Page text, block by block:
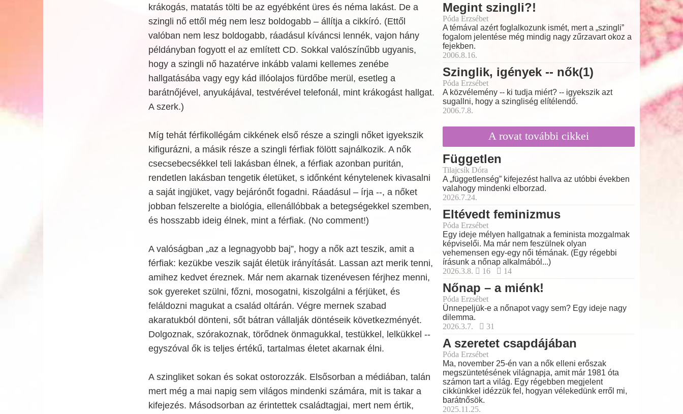
krákogás, matatás tölti be az egyébként üres és néma lakást. De a
szingli nő ettől még nem lesz boldogabb – állítja a cikkíró. (Ettől
valóban nem lesz boldogabb, ráadásul kíváncsi lennék, vajon hány
példányban fogyott el az említett CD. Sokkal valószínűbb ugyanis,
hogy a szingli nő hazatérve inkább valami kellemes zenébe
hallgatásába vagy egy kád illóolajos fürdőbe merül, esetleg a
barátnőjével, anyukájával, testvérével telefonál, mint krákogást hallgat.
A szerk.)
Míg tehát férfikollégám cikkének első része a szingli nőket igyekszik
kifigurázni, a másik része a szingli férfiak fölött sajnálkozik. A nők
csecsebecsékkel teli lakásban élnek, a férfiak azonban puritán,
rendetlen lakásban tengetik életüket, s időnként kénytelenek kivasalni
a saját ingjüket, vagy bejárónőt fogadni. Ráadásul – írja --, a nőket
jobban felszerelte a biológia, ellenállóbbak a betegségekkel szemben,
és hosszabb ideig élnek, mint a férfiak. (No comment!)
A valóságban „az a legnagyobb baj”, hogy a nők azt teszik, amit a
férfiak: kezükbe veszik saját életük irányítását. Lassan azt merik tenni,
amihez kedvet éreznek. Már nem akarnak tizenévesen férjhez menni,
sok gyereket szülni, főzni, mosogatni, kiszolgálni a férjüket, és
feláldozni magukat a család oltárán. Végre mernek szabad
akaratukból dönteni, sőt bátran vállalják döntéseik következményét.
Dolgoznak, szórakoznak, törődnek önmagukkal, testükkel, lelkükkel --
egyszóval ők is teljes értékű, tartalmas életet akarnak élni.
A szingliket sokan és sokat ostorozzák. Elsősorban a médiában, talán
mert még a mai napig sem világos mindenki számára, mit is takar a
kifejezés. Másodsorban az érintettek családtagjai, mert nem értik,
Megint szingli?!
Póda Erzsébet
A témával azért foglalkozunk ismét, mert a „szingli”
fogalom jelentése még mindig nagy zűrzavart okoz a
fejekben.
2006.8.16.
Szinglik, igények -- nők(1)
Póda Erzsébet
A közvélemény -- ki tudja miért? -- igyekszik azt
sugallni, hogy a szingliség elítélendő.
2006.7.8.
A rovat további cikkei
Független
Tilajcsík Dóra
A „függetlenség” kifejezést hallva az utóbbi években
valahogy mindenki elborzad.
2026.7.24.
Eltévedt feminizmus
Póda Erzsébet
Egy ideje mélyen hallgatnak a feminista mozgalmak
képviselői. Ma már nem feszülnek olyan
vehemensen egy-egy női témának. (Egy régebbi
írásunk a nőnap alkalmából...)
2026.3.8.
16 14
Nőnap – a miénk!
Póda Erzsébet
Ünnepeljük-e a nőnapot vagy sem? Egy ideje nagy
dilemma.
2026.3.7.
31
A szeretet csapdájában
Póda Erzsébet
Ma, november 25-én van a nők elleni erőszak
megszüntetésének világnapja, amit már 1981 óta
számon tart a világ. Egy régebben megjelent
cikkünkkel idézzük fel, hogyan vélekedünk erről mi,
barátnősök.
2025.11.25.